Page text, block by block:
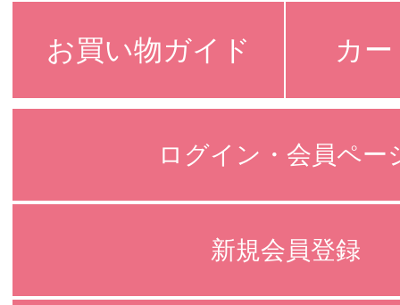
お買い物ガイド カ
ログイン・会員ペー
新規会員登録